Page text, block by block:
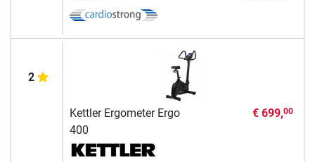
2
Kettler Ergometer Ergo
400
€ 699,00